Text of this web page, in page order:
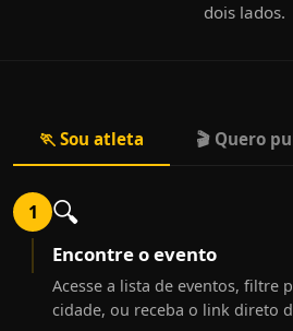
dois lados.
🏃 Sou atleta 🎬 Quero
1 🔍
Encontre o evento
Acesse a lista de eventos, filtre
cidade, ou receba o link direto